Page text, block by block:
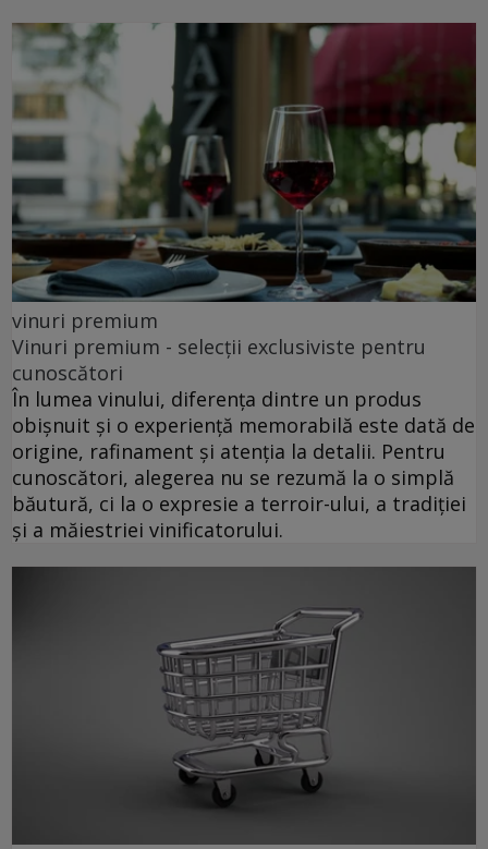
vinuri premium
Vinuri premium - selecții exclusiviste pentru
cunoscători
În lumea vinului, diferența dintre un produs
obișnuit și o experiență memorabilă este dată de
origine, rafinament și atenția la detalii. Pentru
cunoscători, alegerea nu se rezumă la o simplă
băutură, ci la o expresie a terroir-ului, a tradiției
și a măiestriei vinificatorului.